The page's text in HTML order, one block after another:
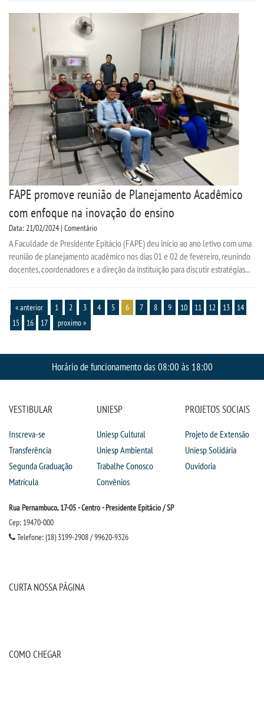
FAPE promove reunião de Planejamento Acadêmico
com enfoque na inovação do ensino
Data: 21/02/2024 | Comentário
A Faculdade de Presidente Epitácio (FAPE) deu início ao ano letivo com uma
reunião de planejamento acadêmico nos dias 01 e 02 de fevereiro, reunindo
docentes, coordenadores e a direção da instituição para discutir estratégias...
« anterior 1 2 3 4 5 6 7 8 9 10 11 12 13
14
15
16 17 proximo »
Horário de funcionamento das 08:00 às 18:00
VESTIBULAR
Inscreva-se
Transferência
Segunda Graduação
Matrícula
UNIESP
Uniesp Cultural
Uniesp Ambiental
Trabalhe Conosco
Convênios
PROJETOS SOCIAIS
Projeto de Extensão
Uniesp Solidária
Ouvidoria
Rua Pernambuco, 17-05 - Centro - Presidente Epitácio / SP
Cep: 19470-000
Telefone: (18) 3199-2908 / 99620-9326
CURTA NOSSA PÁGINA
COMO CHEGAR